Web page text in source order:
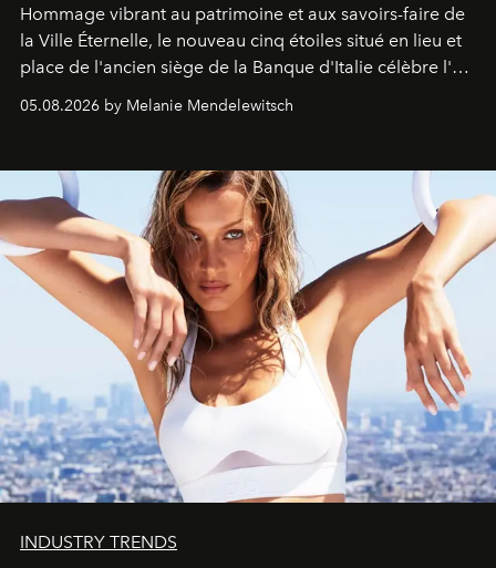
Hommage vibrant au patrimoine et aux savoirs-faire de
la Ville Éternelle, le nouveau cinq étoiles situé en lieu et
place de l'ancien siège de la Banque d'Italie célèbre l'art
de vivre Romain dans toute son élégance intemporelle.
05.08.2026 by Melanie Mendelewitsch
INDUSTRY TRENDS